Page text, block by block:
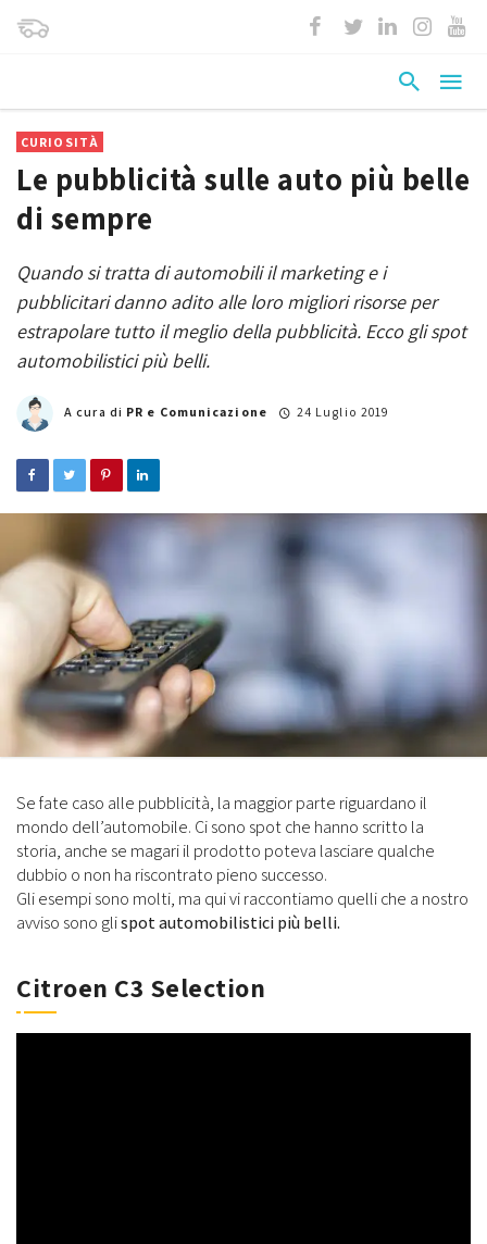
CURIOSITÀ
Le pubblicità sulle auto più belle
di sempre
Quando si tratta di automobili il marketing e i
pubblicitari danno adito alle loro migliori risorse per
estrapolare tutto il meglio della pubblicità. Ecco gli spot
automobilistici più belli.
A cura di PR e Comunicazione 24 Luglio 2019
Se fate caso alle pubblicità, la maggior parte riguardano il
mondo dell’automobile. Ci sono spot che hanno scritto la
storia, anche se magari il prodotto poteva lasciare qualche
dubbio o non ha riscontrato pieno successo.
Gli esempi sono molti, ma qui vi raccontiamo quelli che a nostro
avviso sono glispot automobilistici più belli.
Citroen C3 Selection